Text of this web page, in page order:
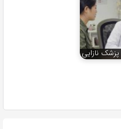
پزشک نازایی